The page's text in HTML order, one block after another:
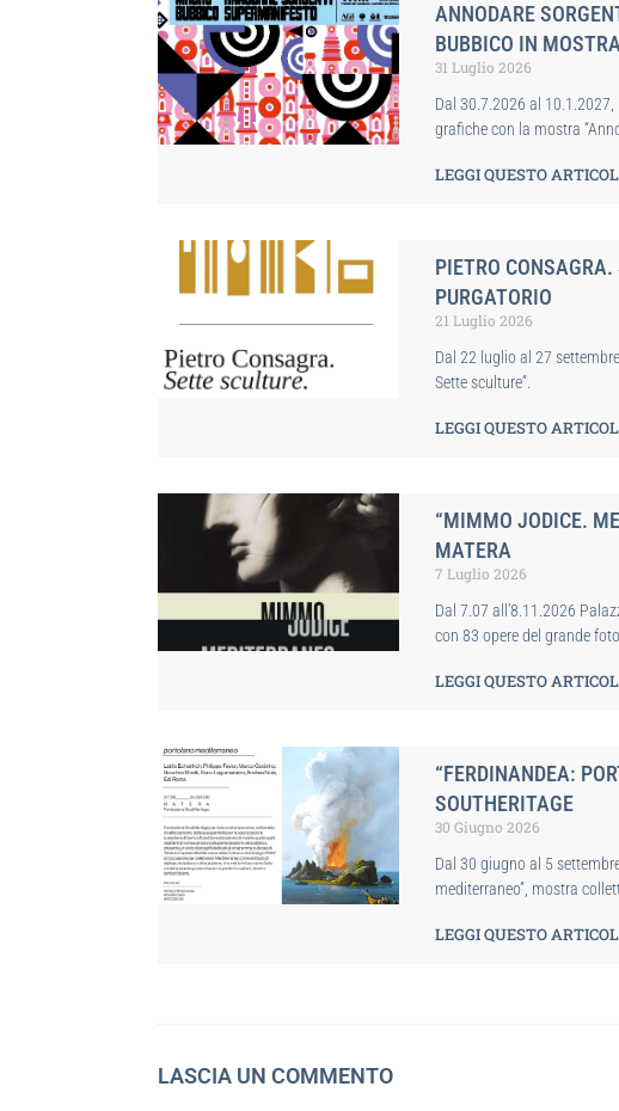
ANNODARE
BUBBICO IN
31 Luglio 2026
Dal 30.7.2026 al
grafiche con la mostra
LEGGI QUESTO
PIETRO
PURGATORIO
21 Luglio 2026
Dal 22 luglio al 27
Sette sculture”.
LEGGI QUESTO
“MIMMO JODICE.
MATERA
7 Luglio 2026
Dal 7.07 all’8.11.2026
con 83 opere del grande
LEGGI QUESTO
“FERDINANDEA:
SOUTHERITAGE
30 Giugno 2026
Dal 30 giugno al 5
mediterraneo”, mostra
LEGGI QUESTO
LASCIA UN COMMENTO